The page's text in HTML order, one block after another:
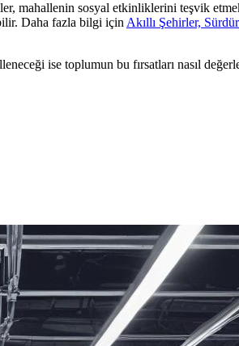
mahallenin sosyal etkinliklerini teşvik
Daha fazla bilgi için Akıllı Şehirler,
ise toplumun bu fırsatları nasıl